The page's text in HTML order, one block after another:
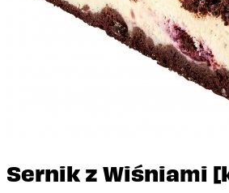
Sernik z Wiśniami